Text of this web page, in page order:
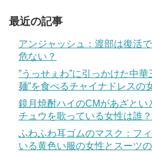
最近の記事
アンジャッシュ：渡部は復活
危ない？
”うっせぇわ”に引っかけた中
麺”を食べるチャイナドレスの
鏡月焼酎ハイのCMがあざとい
チュウを歌っている女性は誰？
ふわふわ耳ゴムのマスク：フ
いる黄色い服の女性とスーツ